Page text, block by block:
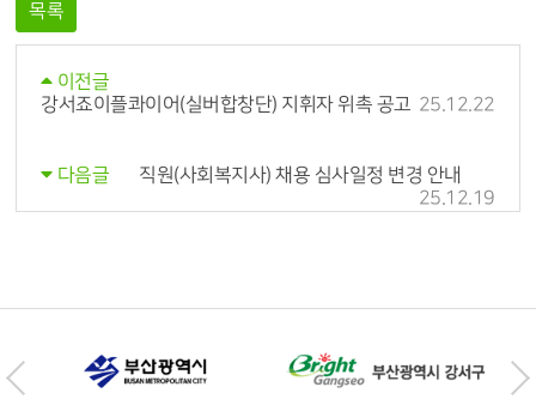
목록
이전글
강서죠이플콰이어(실버합창단) 지휘자 위촉 공고 25.12.22
다음글
직원(사회복지사) 채용 심사일정 변경 안내
25.12.19